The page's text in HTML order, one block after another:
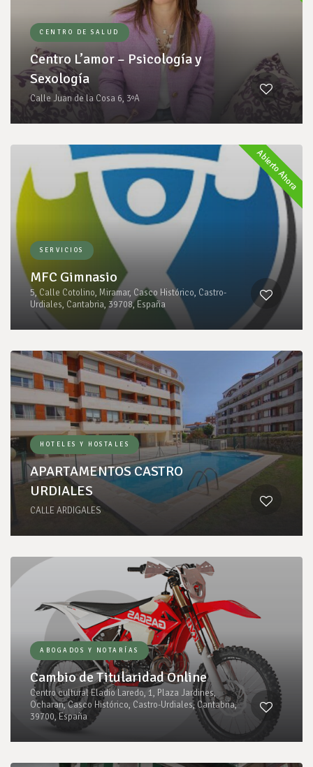
CENTRO DE SALUD
Centro L’amor – Psicología y
Sexología
Calle Juan de la Cosa 6, 3ºA
Abierto Ahora
SERVICIOS
MFC Gimnasio
5, Calle Cotolino, Miramar, Casco Histórico, Castro-
Urdiales, Cantabria, 39708, España
HOTELES Y HOSTALES
APARTAMENTOS CASTRO
URDIALES
CALLE ARDIGALES
ABOGADOS Y NOTARÍAS
Cambio de Titularidad Online
Centro cultural Eladio Laredo, 1, Plaza Jardines,
Ocharan, Casco Histórico, Castro-Urdiales, Cantabria,
39700, España